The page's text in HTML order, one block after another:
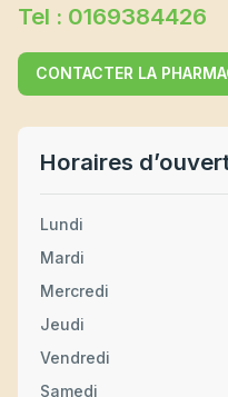
Tel : 0169384426
CONTACTER LA
Horaires
Lundi
Mardi
Mercredi
Jeudi
Vendredi
Samedi